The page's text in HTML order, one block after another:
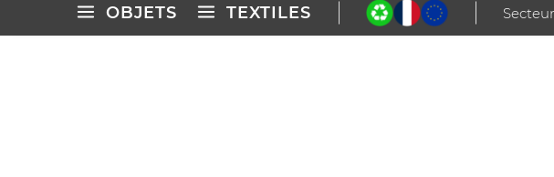
OBJETS TEXTILES
Accueil Textiles publicitaires personnalisés Sweat-shirts, pulls & polaires Sweat-